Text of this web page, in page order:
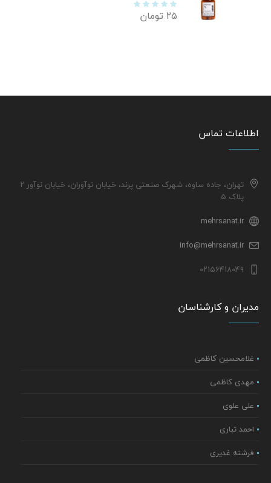
۲۵ تومان
اطلاعات تماس
تهران، جاده ساوه، شهرک صنعتی پرند، خیابان نوآوران، خیابان نوآور ۲
پلاک ۵
mehrsanat.ir
info@mehrsanat.ir
۰۲۱۵۶۴۱۸۰۴۹
مدیران و کارشناسان
غلامحسین کاظمی
مهدی کاظمی
علی علوی
احمد تباری
فرشته غدیری